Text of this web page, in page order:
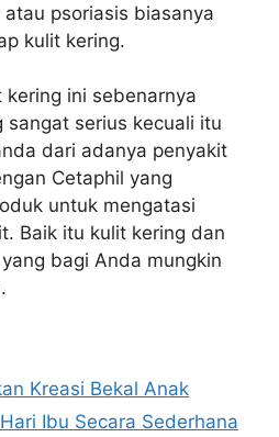
psoriasis biasanya
kulit kering.
ini sebenarnya
sangat serius kecuali itu
dari adanya penyakit
Cetaphil yang
untuk mengatasi
Baik itu kulit kering dan
bagi Anda mungkin
Kreasi Bekal Anak
Ibu Secara Sederhana